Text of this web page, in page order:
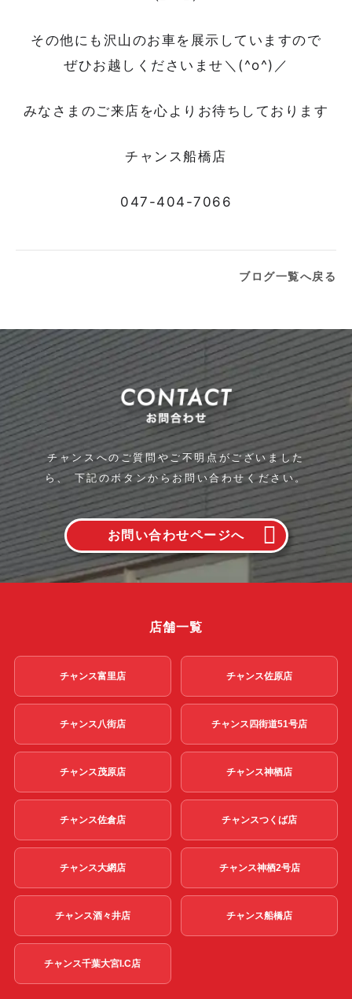
その他にも沢山のお車を展示していますので
ぜひお越しくださいませ＼(^o^)／
みなさまのご来店を心よりお待ちして おります
チャンス船橋店
047-404-7066
ブログ一覧へ戻る
チャンスへのご質問やご不明点がございました
ら、 下記のボタンからお問い合わせください。
お問い合わせページへ
店舗一覧
チャンス富里店
チャンス八街店
チャンス茂原店
チャンス佐倉店
チャンス大網店
チャンス酒々井店
チャンス千葉大宮I.C店
チャンス佐原店
チャンス四街道51号店
チャンス神栖店
チャンスつくば店
チャンス神栖2号店
チャンス船橋店